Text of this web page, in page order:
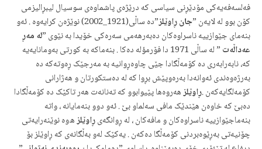
فه‌لسه‌فه‌یه‌کی مۆدێڕنی سیاسی که‌ درێژه‌ی پاشماوه‌ی سوسیال لیبڕالیزمی
کۆن بوو له‌ لایه‌ن ”جان ڕاوێلز
”ده‌ ساڵی(1921_2002) نوێژه‌ن کرایه‌وه‌ . ئه‌و
بنه‌مای جێوازییه‌ ناسراوه‌کان ده‌به‌رهه‌می سه‌ره‌کی خۆیدا به‌ نێوی ”له‌ مه‌ڕ
عه‌داڵه‌ت
” له‌ ساڵی 1971 دا فۆرمؤله‌ ده‌کا . بنه‌ماکه‌ به‌ کورتی به‌ومانایه‌یه‌
که‌، نابه‌رابه‌ری ده‌ کۆمه‌ڵگادا جێی چاوه‌ڕوانیه‌ به‌ مه‌رجێک ڕه‌وته‌که‌ ده‌
به‌رژه‌وه‌ندی ئه‌وانه‌دا به‌ره‌وپێش بڕوا که‌ له‌ ده‌ستکورتان و هه‌ژارانی
کۆمه‌لگایه‌که‌ن .ڕاوێلزهه‌روه‌ها پێیوابوو که‌ ته‌نانه‌ت هه‌ر تاکێک ده‌ کۆمه‌ڵگادا
ده‌بێ که‌ خاوه‌ن هێندێک مافی سه‌لماو بێ . ئه‌و دوو بنه‌مایانه‌ ، واته‌
بنه‌ماجێوازییه‌ ناسراوه‌کان و مافه‌کان ، له‌ ڕوانگه‌یڕاوێلزه‌وه‌ نوێنه‌رایه‌تی
چۆنیه‌تی به‌ڕێوه‌بردنی کۆمه‌ڵگا ده‌که‌ن . یه‌کێک له‌و به‌ڵگانه‌ی که‌ ڕاوێلز بۆ